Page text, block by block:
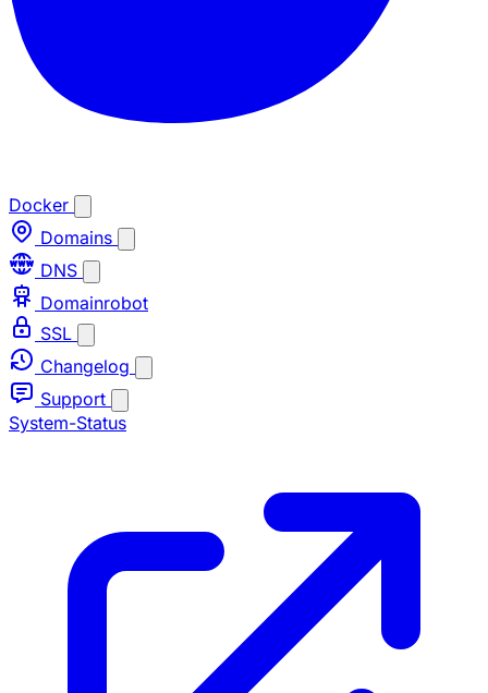
Docker
Domains
DNS
Domainrobot
SSL
Changelog
Support
System-Status